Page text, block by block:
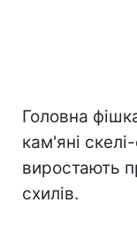
Головна
кам'яні
виростають
схилів.